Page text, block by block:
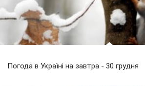
Погода в Україні на завтра - 30 грудня